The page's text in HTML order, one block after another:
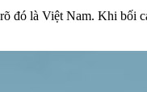
đó là Việt Nam. Khi bối